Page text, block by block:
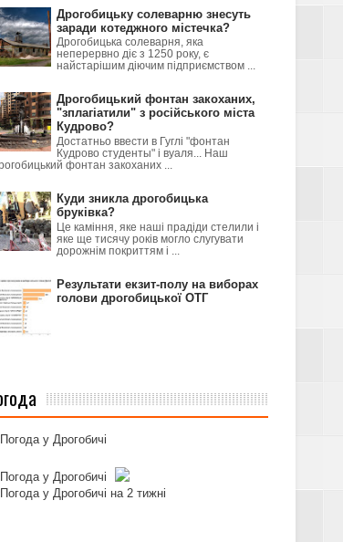
Дрогобицьку солеварню знесуть
заради котеджного містечка?
Дрогобицька солеварня, яка
неперервно діє з 1250 року, є
найстарішим діючим підприємством ...
Дрогобицький фонтан закоханих,
"зплагіатили" з російського міста
Кудрово?
Достатньо ввести в Гуглі "фонтан
Кудрово студенты" і вуаля... Наш
фонтан закоханих ...
Куди зникла дрогобицька
бруківка?
Це каміння, яке наші прадіди стелили і
яке ще тисячу років могло слугувати
дорожнім покриттям і ...
Результати екзит-полу на виборах
голови дрогобицької ОТГ